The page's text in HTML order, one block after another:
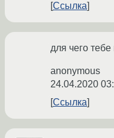
Ссылка
для чего
anonymous
24.04.2020
Ссылка